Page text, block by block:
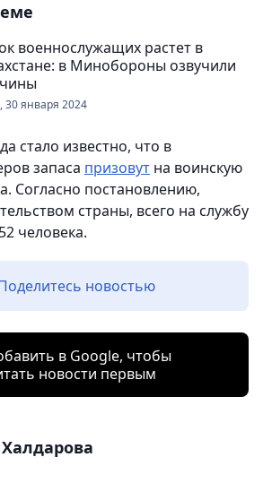
военнослужащих растет в
в Минобороны озвучили
30 января 2024
стало известно, что в
запаса призовут на воинскую
Согласно постановлению,
страны, всего на службу
человека.
новостью
в Google, чтобы
новости первым